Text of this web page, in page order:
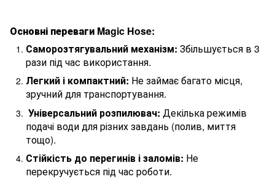
Основні переваги Magic Hose:
Саморозтягувальний механізм: Збільшується в 3
рази під час використання.
Легкий і компактний: Не займає багато місця,
зручний для транспортування.
Універсальний розпилювач: Декілька режимів
подачі води для різних завдань (полив, миття
тощо).
Стійкість до перегинів і заломів: Не
перекручується під час роботи.